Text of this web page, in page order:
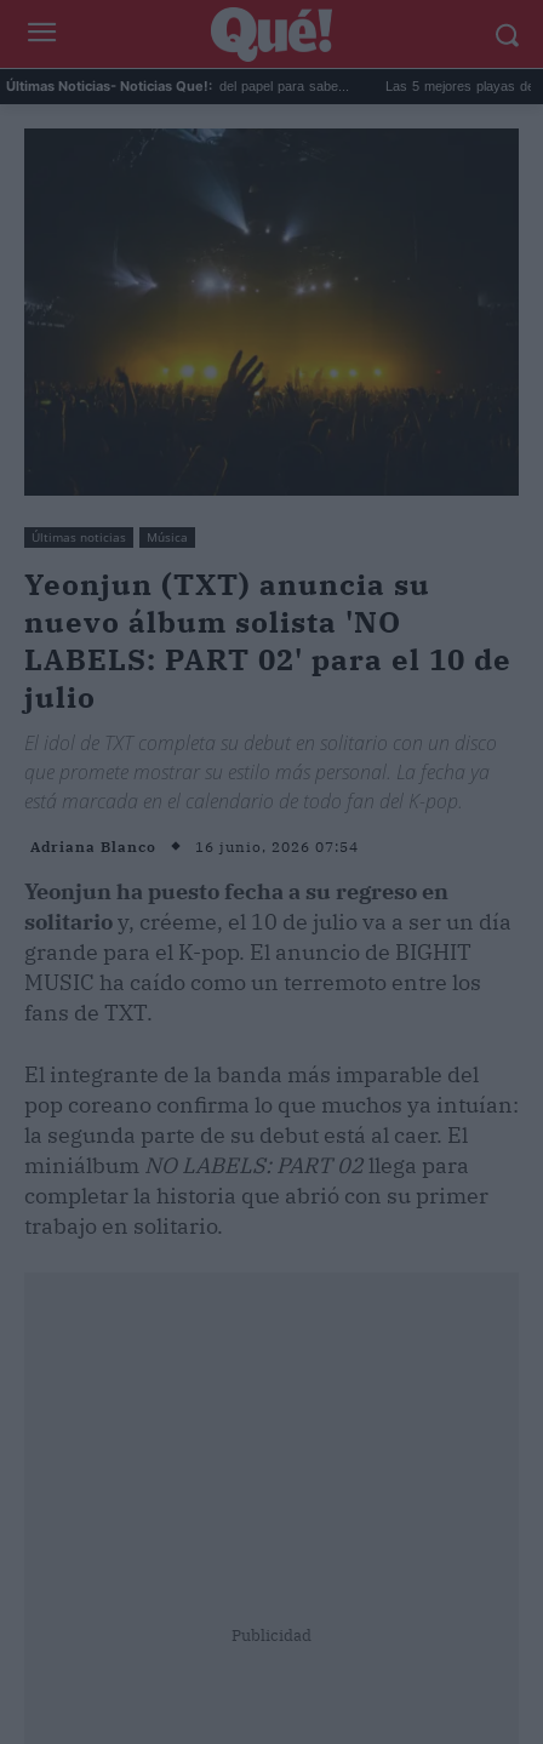
Últimas Noticias- Noticias Que!:
de la nevera: el truco del papel para sabe... Las 5 mejores playas de
Últimas noticias Música
Yeonjun (TXT) anuncia su
nuevo álbum solista 'NO
LABELS: PART 02' para el 10 de
julio
El idol de TXT completa su debut en solitario con un disco
que promete mostrar su estilo más personal. La fecha ya
está marcada en el calendario de todo fan del K-pop.
Adriana Blanco 16 junio, 2026 07:54
Yeonjun ha puesto fecha a su regreso en
solitarioy, créeme, el 10 de julio va a ser un día
grande para el K-pop. El anuncio de BIGHIT
MUSIC ha caído como un terremoto entre los
fans de TXT.
El integrante de la banda más imparable del
pop coreano confirma lo que muchos ya intuían:
la segunda parte de su debut está al caer. El
miniálbum NO LABELS: PART 02 llega para
completar la historia que abrió con su primer
trabajo en solitario.
Publicidad